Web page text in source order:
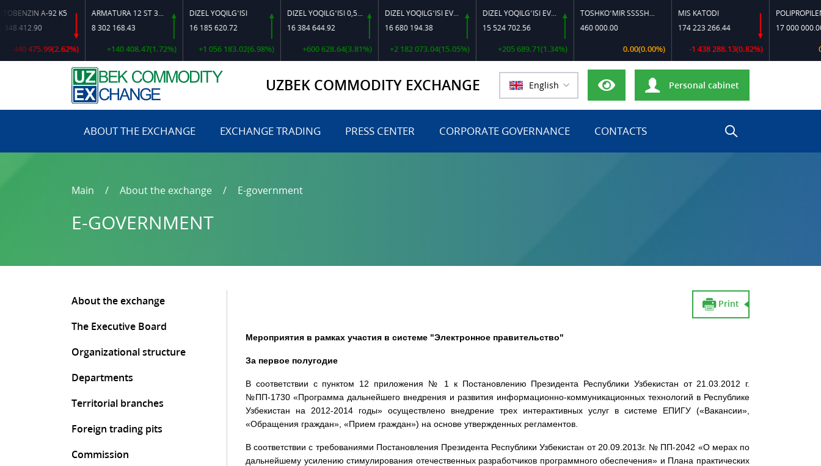
A-92 K5
ARMATURA 12 ST 35 GS O‘LCHAMLI
8 302 168.43
+140 408.47(1.72%)
DIZEL YOQILG‘ISI
16 185 620.72
+1 056 183.02(6.98%)
DIZEL YOQILG‘ISI 0,5-40
16 384 644.92
+600 628.64(3.81%)
DIZEL YOQILG‘ISI EVRO L-K-4
16 680 194.38
+2 182 073.04(15.05%)
DIZEL YOQILG‘ISI EVRO-L II K-4 SSDF
15 524 702.56
+205 689.71(1.34%)
TOSHKO‘MIR SSSSH-13
460 000.00
0.00(0.00%)
MIS KATODI
174 223 266.44
-1 438 288.13(0.82%)
POLIPROPILEN B-320
17 000 000.00
UZBEK COMMODITY EXCHANGE English Personal cabinet
ABOUT THE EXCHANGE EXCHANGE TRADING PRESS CENTER CORPORATE GOVERNANCE CONTACTS
Main About the exchange E-government
E-GOVERNMENT
About the exchange
The Executive Board
Organizational structure
Departments
Territorial branches
Foreign trading pits
Commission
Print
Мероприятия в рамках участия в системе "Электронное правительство"
За первое полугодие
В соответствии с пунктом 12 приложения № 1 к Постановлению Президента Республики Узбекистан от 21.03.2012 г.
№ПП-1730 «Программа дальнейшего внедрения и развития информационно-коммуникационных технологий в Республике
Узбекистан на 2012-2014 годы» осуществлено внедрение трех интерактивных услуг в системе ЕПИГУ («Вакансии»,
«Обращения граждан», «Прием граждан») на основе утвержденных регламентов.
В соответствии с требованиями Постановления Президента Республики Узбекистан от 20.09.2013г. № ПП-2042 «О мерах по
дальнейшему усилению стимулирования отечественных разработчиков программного обеспечения» и Плана практических